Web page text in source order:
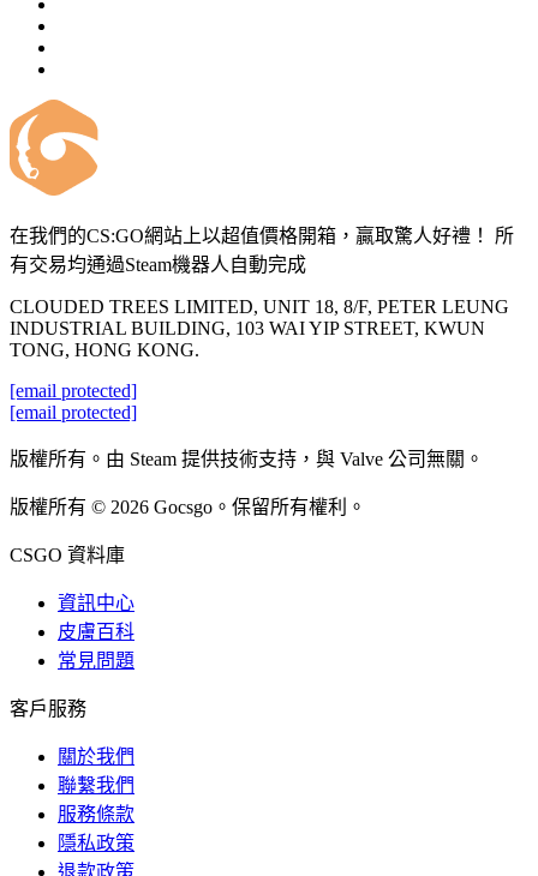
在我們的CS:GO網站上以超值價格開箱，贏取驚人好禮！ 所
有交易均通過Steam機器人自動完成
CLOUDED TREES LIMITED, UNIT 18, 8/F, PETER LEUNG
INDUSTRIAL BUILDING, 103 WAI YIP STREET, KWUN
TONG, HONG KONG.
[email protected]
[email protected]
版權所有。由 Steam 提供技術支持，與 Valve 公司無關。
版權所有 © 2026 Gocsgo。保留所有權利。
CSGO 資料庫
資訊中心
皮膚百科
常見問題
客戶服務
關於我們
聯繫我們
服務條款
隱私政策
退款政策